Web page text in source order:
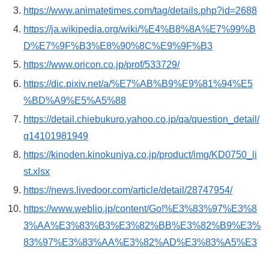
https://www.animatetimes.com/tag/details.php?id=2688
https://ja.wikipedia.org/wiki/%E4%B8%8A%E7%99%B
D%E7%9F%B3%E8%90%8C%E9%9F%B3
https://www.oricon.co.jp/prof/533729/
https://dic.pixiv.net/a/%E7%AB%B9%E9%81%94%E5
%BD%A9%E5%A5%88
https://detail.chiebukuro.yahoo.co.jp/qa/question_detail/
q14101981949
https://kinoden.kinokuniya.co.jp/product/img/KD0750_li
st.xlsx
https://news.livedoor.com/article/detail/28747954/
https://www.weblio.jp/content/Go!%E3%83%97%E3%8
3%AA%E3%83%B3%E3%82%BB%E3%82%B9%E3%
83%97%E3%83%AA%E3%82%AD%E3%83%A5%E3